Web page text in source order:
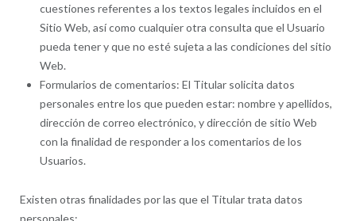
cuestiones referentes a los textos legales incluidos en el
Sitio Web, así como cualquier otra consulta que el Usuario
pueda tener y que no esté sujeta a las condiciones del sitio
Web.
Formularios de comentarios: El Titular solicita datos
personales entre los que pueden estar: nombre y apellidos,
dirección de correo electrónico, y dirección de sitio Web
con la finalidad de responder a los comentarios de los
Usuarios.
Existen otras finalidades por las que el Titular trata datos
personales: